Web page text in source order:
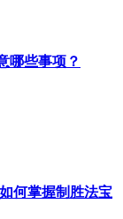
哪些事项？
何掌握制胜法宝